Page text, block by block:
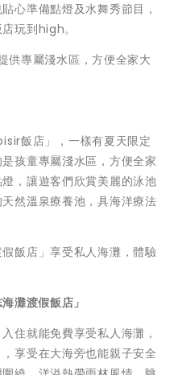
心準備點燈及水舞秀節目，
玩到high。
供專屬淺水區，方便全家大
飯店」，一樣有夏天限定
孩童專屬淺水區，方便全家
，讓遊客們欣賞美麗的泳池
然溫泉療養池，具海洋療法
飯店」享受私人海灘，體驗
灘渡假飯店」
住就能免費享受私人海灘，
享受在大海旁也能親子安全